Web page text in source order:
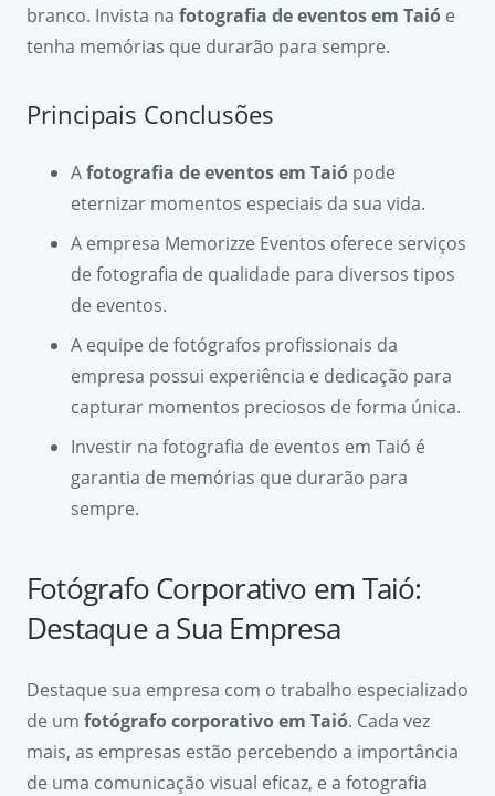
branco. Invista na fotografia de eventos em Taió e
tenha memórias que durarão para sempre.
Principais Conclusões
Afotografia de eventos em Taió pode
eternizar momentos especiais da sua vida.
A empresa Memorizze Eventos oferece serviços
de fotografia de qualidade para diversos tipos
de eventos.
A equipe de fotógrafos profissionais da
empresa possui experiência e dedicação para
capturar momentos preciosos de forma única.
Investir na fotografia de eventos em Taió é
garantia de memórias que durarão para
sempre.
Fotógrafo Corporativo em Taió:
Destaque a Sua Empresa
Destaque sua empresa com o trabalho especializado
de um fotógrafo corporativo em Taió. Cada vez
mais, as empresas estão percebendo a importância
de uma comunicação visual eficaz, e a fotografia